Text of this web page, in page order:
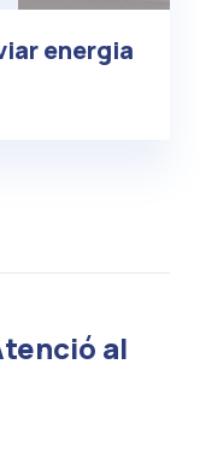
energia
al